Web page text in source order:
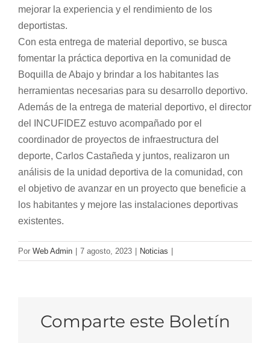
mejorar la experiencia y el rendimiento de los
deportistas.
Con esta entrega de material deportivo, se busca
fomentar la práctica deportiva en la comunidad de
Boquilla de Abajo y brindar a los habitantes las
herramientas necesarias para su desarrollo deportivo.
Además de la entrega de material deportivo, el director
del INCUFIDEZ estuvo acompañado por el
coordinador de proyectos de infraestructura del
deporte, Carlos Castañeda y juntos, realizaron un
análisis de la unidad deportiva de la comunidad, con
el objetivo de avanzar en un proyecto que beneficie a
los habitantes y mejore las instalaciones deportivas
existentes.
Por Web Admin 7 agosto, 2023 Noticias
Comparte este Boletín